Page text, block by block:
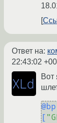
Ответ на:
22:43:02
Вот
[